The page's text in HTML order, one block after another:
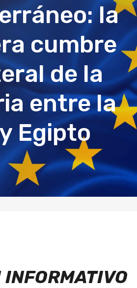
la
cumbre
de la
entre la
Egipto
INFORMATIVO